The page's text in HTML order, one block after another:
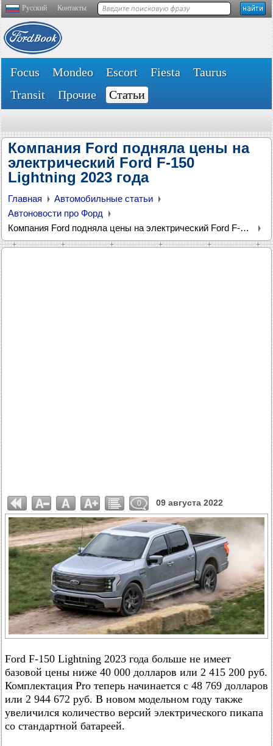
Русский Контакты
Focus Mondeo Escort Fiesta
Taurus
Transit
Прочие Статьи
Компания Ford подняла цены на
электрический Ford F-150
Lightning 2023 года
Главная
Автомобильные статьи
Автоновости про Форд
Компания Ford подняла цены на электрический Ford F-150 Lightning 2023 года
0 09 августа 2022
Ford F-150 Lightning 2023 года больше не имеет
базовой цены ниже 40 000 долларов или 2 415 200 руб.
Комплектация Pro теперь начинается с 48 769 долларов
или 2 944 672 руб. В новом модельном году также
увеличился количество версий электрического пикапа
со стандартной батареей.